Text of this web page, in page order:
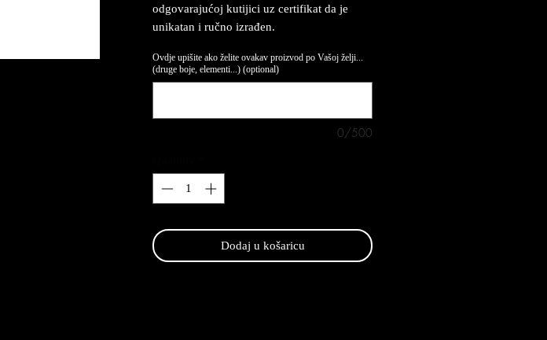
odgovarajućoj kutijici uz certifikat da je
unikatan i ručno izrađen.
Ovdje upišite ako želite ovakav proizvod po Vašoj želji...
(druge boje, elementi...) (optional)
0/500
Dodaj u košaricu